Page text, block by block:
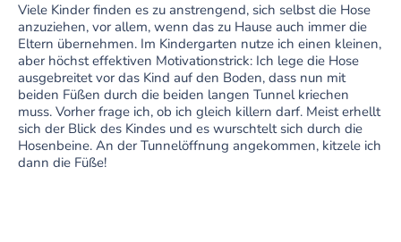
Viele Kinder finden es zu anstrengend, sich selbst die Hose
anzuziehen, vor allem, wenn das zu Hause auch immer die
Eltern übernehmen. Im Kindergarten nutze ich einen kleinen,
aber höchst effektiven Motivationstrick: Ich lege die Hose
ausgebreitet vor das Kind auf den Boden, dass nun mit
beiden Füßen durch die beiden langen Tunnel kriechen
muss. Vorher frage ich, ob ich gleich killern darf. Meist erhellt
sich der Blick des Kindes und es wurschtelt sich durch die
Hosenbeine. An der Tunnelöffnung angekommen, kitzele ich
dann die Füße!